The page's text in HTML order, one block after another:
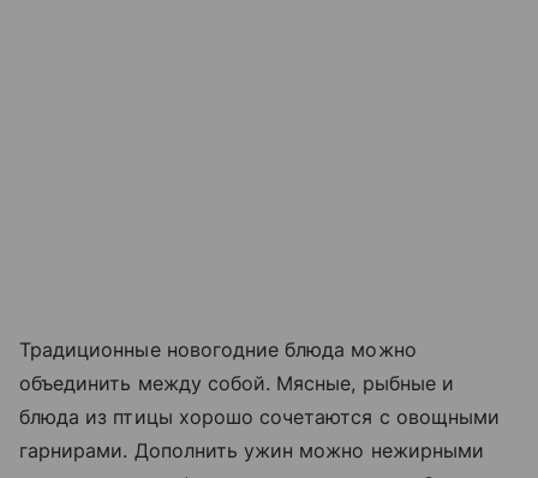
Традиционные новогодние блюда можно
объединить между собой. Мясные, рыбные и
блюда из птицы хорошо сочетаются с овощными
гарнирами. Дополнить ужин можно нежирными